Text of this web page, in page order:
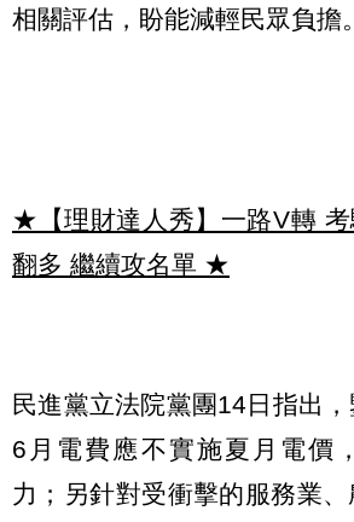
相關評估，盼能減輕民眾負擔。
★【理財達人秀】一路V轉 考
翻多 繼續攻名單 ★
民進黨立法院黨團14日指出，
6月電費應不實施夏月電價
力；另針對受衝擊的服務業